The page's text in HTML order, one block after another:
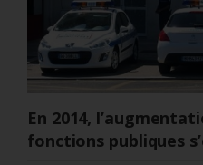
En 2014,
fonctions publiques